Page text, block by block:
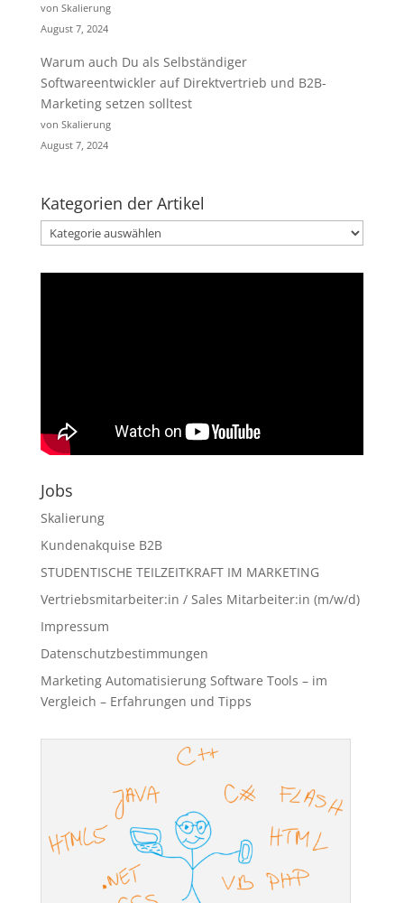
von Skalierung
August 7, 2024
Warum auch Du als Selbständiger
Softwareentwickler auf Direktvertrieb und B2B-
Marketing setzen solltest
von Skalierung
August 7, 2024
Kategorien der Artikel
Kategorien
der
Artikel
Jobs
Skalierung
Kundenakquise B2B
STUDENTISCHE TEILZEITKRAFT IM MARKETING
Vertriebsmitarbeiter:in / Sales Mitarbeiter:in (m/w/d)
Impressum
Datenschutzbestimmungen
Marketing Automatisierung Software Tools – im
Vergleich – Erfahrungen und Tipps